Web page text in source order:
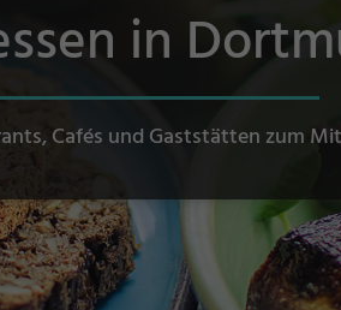
in
Cafés und Gaststätten zum